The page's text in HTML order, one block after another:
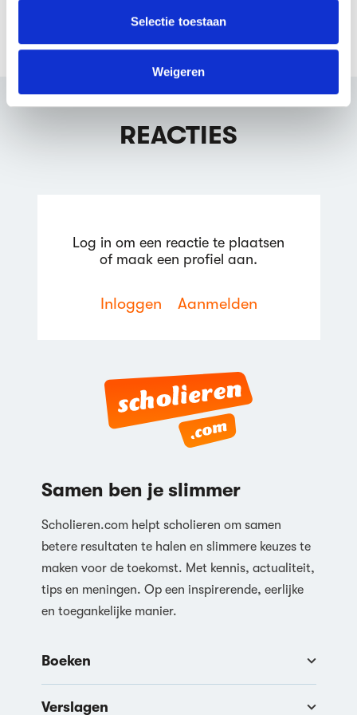
verzameld op basis van jouw gebruik van hun services.
We werken samen met64 derdendie uw gegevens
kunnen ontvangen en verwerken.
Selectie toestaan
Weigeren
REACTIES
Log in om een reactie te plaatsen
of maak een profiel aan.
Inloggen Aanmelden
Samen ben je slimmer
Scholieren.com helpt scholieren om samen
betere resultaten te halen en slimmere keuzes te
maken voor de toekomst. Met kennis, actualiteit,
tips en meningen. Op een inspirerende, eerlijke
en toegankelijke manier.
Boeken
Verslagen